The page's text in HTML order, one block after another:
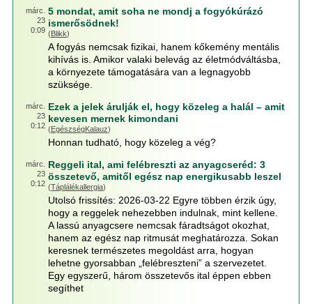
márc.
23
0:09
5 mondat, amit soha ne mondj a fogyókúrázó
ismerősödnek!
(Blikk)
A fogyás nemcsak fizikai, hanem kőkemény mentális
kihívás is. Amikor valaki belevág az életmódváltásba,
a környezete támogatására van a legnagyobb
szüksége.
márc.
23
0:12
Ezek a jelek árulják el, hogy közeleg a halál – amit
kevesen mernek kimondani
(EgészségKalauz)
Honnan tudható, hogy közeleg a vég?
márc.
23
0:12
Reggeli ital, ami felébreszti az anyagcseréd: 3
összetevő, amitől egész nap energikusabb leszel
(Táplálékallergia)
Utolsó frissítés: 2026-03-22 Egyre többen érzik úgy,
hogy a reggelek nehezebben indulnak, mint kellene.
A lassú anyagcsere nemcsak fáradtságot okozhat,
hanem az egész nap ritmusát meghatározza. Sokan
keresnek természetes megoldást arra, hogyan
lehetne gyorsabban „felébreszteni” a szervezetet.
Egy egyszerű, három összetevős ital éppen ebben
segíthet